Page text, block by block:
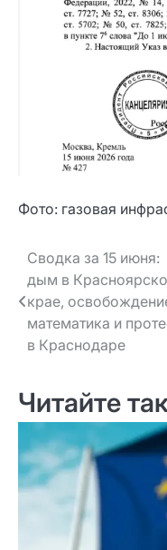
Фото: газовая
Навигация
по записям
Сводка за 15 июня:
дым в
крае,
математика и
в Краснодаре
Читайте